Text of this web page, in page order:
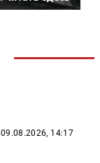
09.08.2026, 14:17